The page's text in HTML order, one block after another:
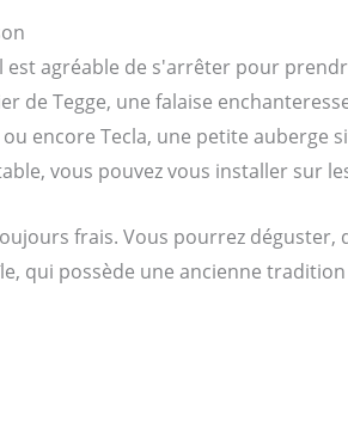
agréable de s'arrêter pour
de Tegge, une falaise
encore Tecla, une petite auberge
vous pouvez vous installer sur
frais. Vous pourrez déguster,
qui possède une ancienne